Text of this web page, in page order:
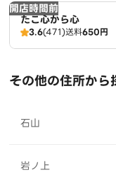
開店時間前
たこ心から心
3.6(471)送料650円
その他の住所から
石山
岩ノ上